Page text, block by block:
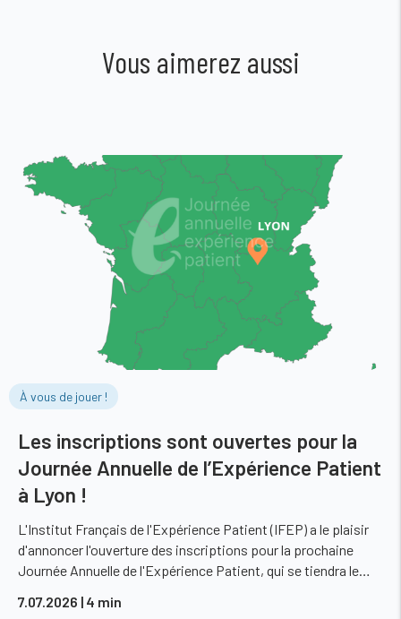
Vous aimerez aussi
À vous de jouer !
Les inscriptions sont ouvertes pour la
Journée Annuelle de l’Expérience Patient
à Lyon !
L'Institut Français de l'Expérience Patient (IFEP) a le plaisir
d'annoncer l'ouverture des inscriptions pour la prochaine
Journée Annuelle de l'Expérience Patient, qui se tiendra le…
7.07.2026 | 4 min